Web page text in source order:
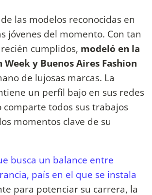
las modelos reconocidas en
jóvenes del momento. Con tan
cumplidos, modeló en la
Week y Buenos Aires Fashion
de lujosas marcas. La
un perfil bajo en sus redes
comparte todos sus trabajos
momentos clave de su
busca un balance entre
país en el que se instala
para potenciar su carrera, la